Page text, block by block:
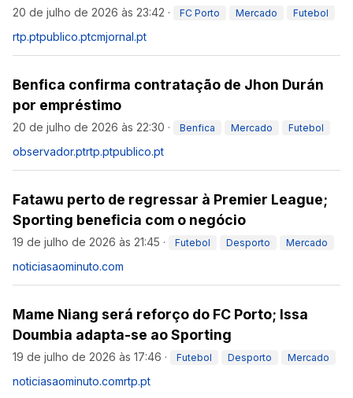
20 de julho de 2026 às 23:42 · FC Porto Mercado Futebol
rtp.ptpublico.ptcmjornal.pt
Benfica confirma contratação de Jhon Durán
por empréstimo
20 de julho de 2026 às 22:30 · Benfica Mercado Futebol
observador.ptrtp.ptpublico.pt
Fatawu perto de regressar à Premier League;
Sporting beneficia com o negócio
19 de julho de 2026 às 21:45 · Futebol Desporto Mercado
noticiasaominuto.com
Mame Niang será reforço do FC Porto; Issa
Doumbia adapta-se ao Sporting
19 de julho de 2026 às 17:46 · Futebol Desporto Mercado
noticiasaominuto.comrtp.pt